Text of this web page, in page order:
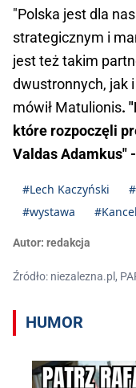
"Polska jest dla
strategicznym i
jest też takim
dwustronnych, jak
mówił Matulionis.
które rozpoczęli
Valdas Adamkus" -
#Lech Kaczyński
#wystawa
Autor: redakcja
Źródło: niezalezna.pl,
HUMOR